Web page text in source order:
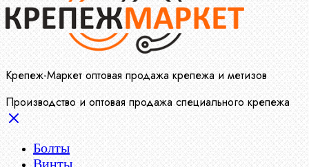
Крепеж-Маркет оптовая продажа крепежа и метизов
Производство и оптовая продажа специального крепежа
Болты
Винты